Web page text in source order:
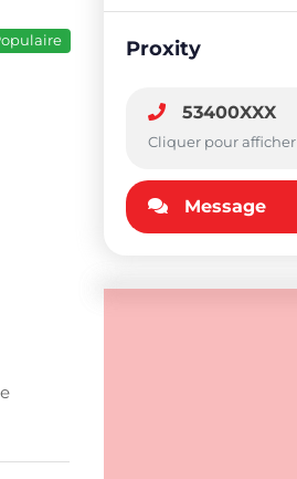
Proxity
53400XXX
Cliquer pour afficher
Message